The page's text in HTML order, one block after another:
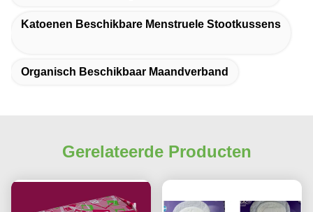
Katoenen Beschikbare Menstruele Stootkussens
Organisch Beschikbaar Maandverband
Gerelateerde Producten